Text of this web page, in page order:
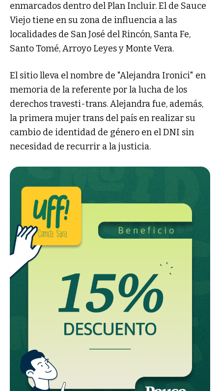
enmarcados dentro del Plan Incluir. El de Sauce
Viejo tiene en su zona de influencia a las
localidades de San José del Rincón, Santa Fe,
Santo Tomé, Arroyo Leyes y Monte Vera.
El sitio lleva el nombre de "Alejandra Ironici" en
memoria de la referente por la lucha de los
derechos travesti-trans. Alejandra fue, además,
la primera mujer trans del país en realizar su
cambio de identidad de género en el DNI sin
necesidad de recurrir a la justicia.